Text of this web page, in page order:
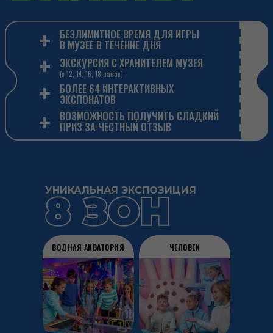
ВОДНАЯ АКВАТОРИЯ
УНИКАЛЬНАЯ ЭКСПОЗИЦИЯ
ЧЕЛОВЕК